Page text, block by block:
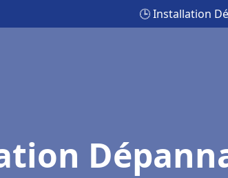
🕒 Installation